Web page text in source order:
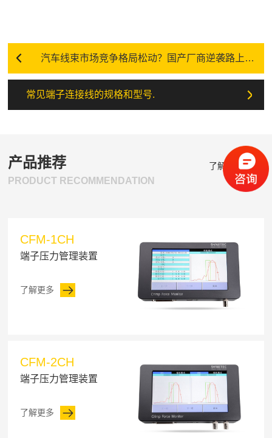
汽车线束市场竞争格局松动？国产厂商逆袭路上还有五大“绊脚石”
常见端子连接线的规格和型号.
产品推荐
PRODUCT RECOMMENDATION
了解更多
CFM-1CH
端子压力管理装置
了解更多
CFM-2CH
端子压力管理装置
了解更多